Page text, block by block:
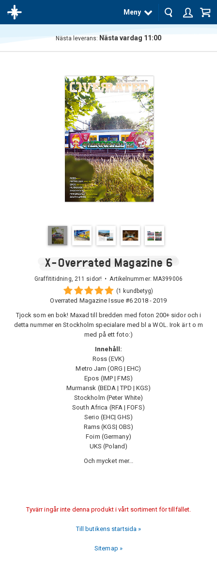
Meny
Nästa leverans: Nästa vardag 11:00
X-Overrated Magazine 6
Graffititidning, 211 sidor! • Artikelnummer: MA399006
(1 kundbetyg)
Overrated Magazine Issue #6 2018 - 2019
Tjock som en bok! Maxad till bredden med foton 200+ sidor och i
detta nummer en Stockholm specialare med bl a WOL. Irok är t o m
med på ett foto:)
Innehåll:
Ross (EVK)
Metro Jam (ORG | EHC)
Epos (IMP | FMS)
Murmansk (BEDA | TPD | KGS)
Stockholm (Peter White)
South Africa (RFA | FOFS)
Serio (EHC| GHS)
Rams (KGS| OBS)
Foim (Germany)
UKS (Poland)
Och mycket mer...
Tyvärr ingår inte denna produkt i vårt sortiment för tillfället.
Till butikens startsida »
Sitemap »